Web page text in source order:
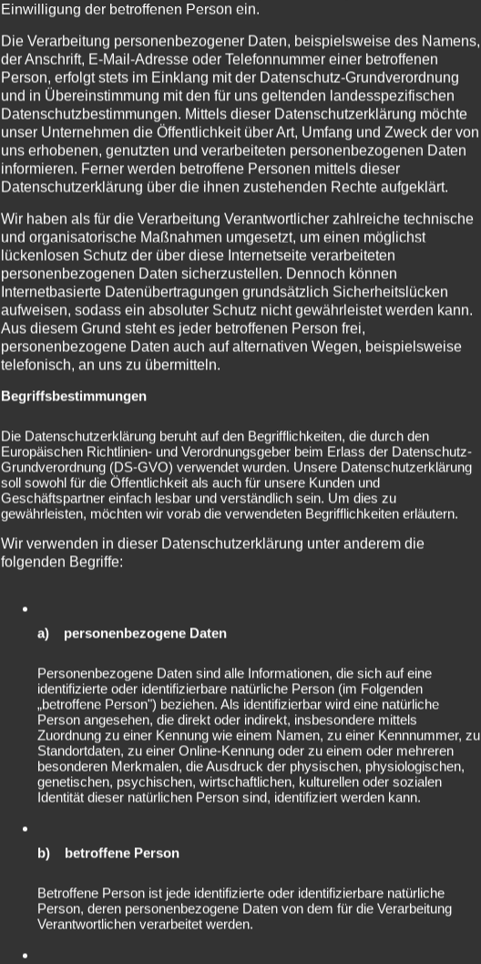
Einwilligung der betroffenen Person ein.
Die Verarbeitung personenbezogener Daten, beispielsweise des Namens,
der Anschrift, E-Mail-Adresse oder Telefonnummer einer betroffenen
Person, erfolgt stets im Einklang mit der Datenschutz-Grundverordnung
und in Übereinstimmung mit den für uns geltenden landesspezifischen
Datenschutzbestimmungen. Mittels dieser Datenschutzerklärung möchte
unser Unternehmen die Öffentlichkeit über Art, Umfang und Zweck der von
uns erhobenen, genutzten und verarbeiteten personenbezogenen Daten
informieren. Ferner werden betroffene Personen mittels dieser
Datenschutzerklärung über die ihnen zustehenden Rechte aufgeklärt.
Wir haben als für die Verarbeitung Verantwortlicher zahlreiche technische
und organisatorische Maßnahmen umgesetzt, um einen möglichst
lückenlosen Schutz der über diese Internetseite verarbeiteten
personenbezogenen Daten sicherzustellen. Dennoch können
Internetbasierte Datenübertragungen grundsätzlich Sicherheitslücken
aufweisen, sodass ein absoluter Schutz nicht gewährleistet werden kann.
Aus diesem Grund steht es jeder betroffenen Person frei,
personenbezogene Daten auch auf alternativen Wegen, beispielsweise
telefonisch, an uns zu übermitteln.
Begriffsbestimmungen
Die Datenschutzerklärung beruht auf den Begrifflichkeiten, die durch den
Europäischen Richtlinien- und Verordnungsgeber beim Erlass der Datenschutz-
Grundverordnung (DS-GVO) verwendet wurden. Unsere Datenschutzerklärung
soll sowohl für die Öffentlichkeit als auch für unsere Kunden und
Geschäftspartner einfach lesbar und verständlich sein. Um dies zu
gewährleisten, möchten wir vorab die verwendeten Begrifflichkeiten erläutern.
Wir verwenden in dieser Datenschutzerklärung unter anderem die
folgenden Begriffe:
a) personenbezogene Daten
Personenbezogene Daten sind alle Informationen, die sich auf eine
identifizierte oder identifizierbare natürliche Person (im Folgenden
„betroffene Person") beziehen. Als identifizierbar wird eine natürliche
Person angesehen, die direkt oder indirekt, insbesondere mittels
Zuordnung zu einer Kennung wie einem Namen, zu einer Kennnummer, zu
Standortdaten, zu einer Online-Kennung oder zu einem oder mehreren
besonderen Merkmalen, die Ausdruck der physischen, physiologischen,
genetischen, psychischen, wirtschaftlichen, kulturellen oder sozialen
Identität dieser natürlichen Person sind, identifiziert werden kann.
b) betroffene Person
Betroffene Person ist jede identifizierte oder identifizierbare natürliche
Person, deren personenbezogene Daten von dem für die Verarbeitung
Verantwortlichen verarbeitet werden.